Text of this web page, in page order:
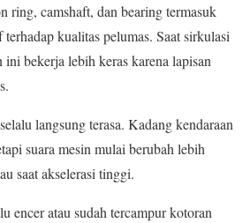
ring, camshaft, dan bearing termasuk
kualitas pelumas. Saat sirkulasi
bekerja lebih keras karena lapisan
langsung terasa. Kadang kendaraan
suara mesin mulai berubah lebih
saat akselerasi tinggi.
encer atau sudah tercampur kotoran